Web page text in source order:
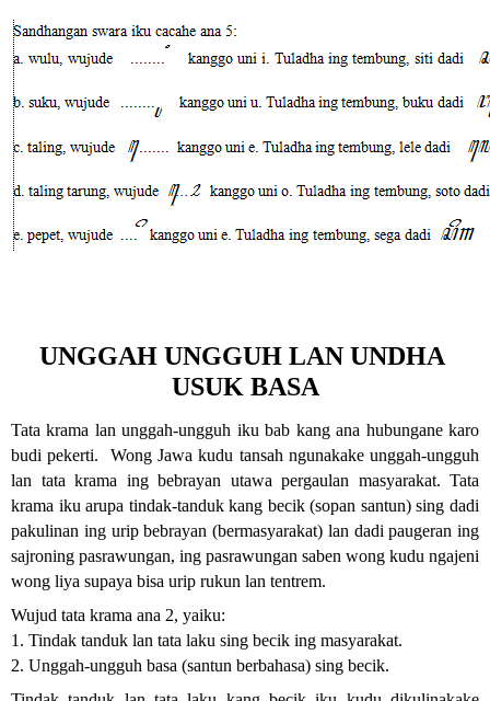
UNGGAH UNGGUH LAN UNDHA
USUK BASA
Tata krama lan unggah-ungguh iku bab kang ana hubungane karo
budi pekerti.  Wong Jawa kudu tansah ngunakake unggah-ungguh
lan tata krama ing bebrayan utawa pergaulan masyarakat. Tata
krama iku arupa tindak-tanduk kang becik (sopan santun) sing dadi
pakulinan ing urip bebrayan (bermasyarakat) lan dadi paugeran ing
sajroning pasrawungan, ing pasrawungan saben wong kudu ngajeni
wong liya supaya bisa urip rukun lan tentrem.
Wujud tata krama ana 2, yaiku:
1. Tindak tanduk lan tata laku sing becik ing masyarakat.
2. Unggah-ungguh basa (santun berbahasa) sing becik.